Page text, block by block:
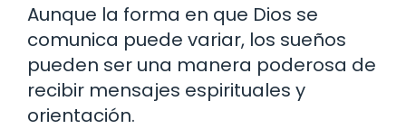
Aunque la forma en que Dios se
comunica puede variar, los sueños
pueden ser una manera poderosa de
recibir mensajes espirituales y
orientación.